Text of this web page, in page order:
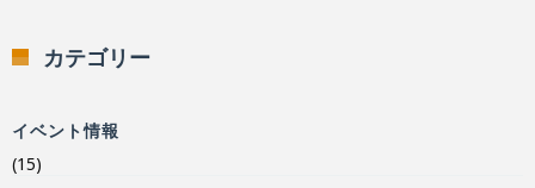
カテゴリー
イベント情報
(15)